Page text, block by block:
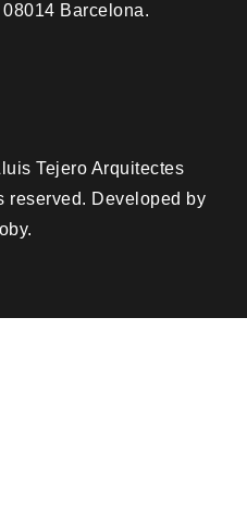
08014 Barcelona.
Tejero Arquitectes
reserved. Developed by